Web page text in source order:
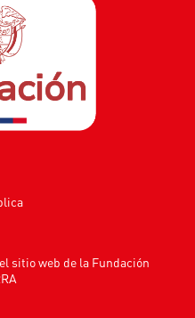
sitio web de la Fundación